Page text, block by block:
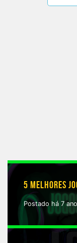
5 MELHORES
Postado há 7